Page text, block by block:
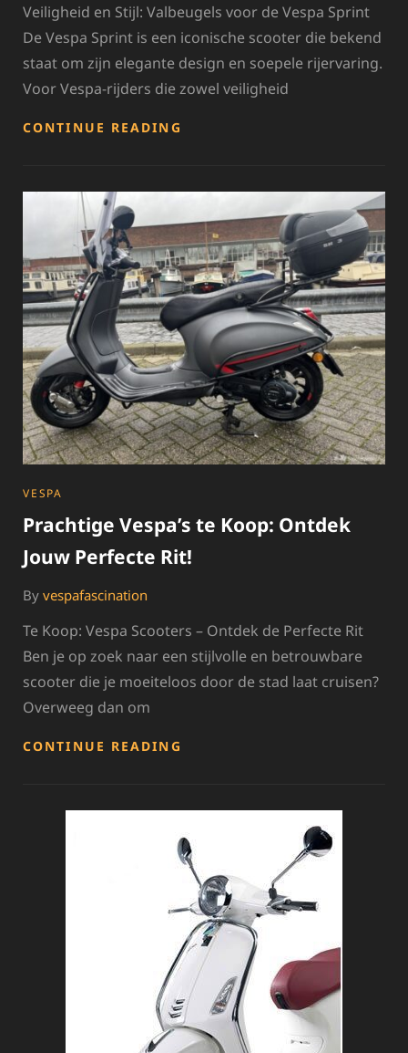
Veiligheid en Stijl: Valbeugels voor de Vespa Sprint
De Vespa Sprint is een iconische scooter die bekend
staat om zijn elegante design en soepele rijervaring.
Voor Vespa-rijders die zowel veiligheid
CONTINUE READING
DE
VESPA
SPRINT
CATEGORIES
VESPA
Prachtige Vespa’s te Koop: Ontdek
Jouw Perfecte Rit!
By vespafascination
Te Koop: Vespa Scooters – Ontdek de Perfecte Rit
Ben je op zoek naar een stijlvolle en betrouwbare
scooter die je moeiteloos door de stad laat cruisen?
Overweeg dan om
CONTINUE READING
JOUW
PERFECTE
RIT!